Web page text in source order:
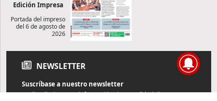
Edición Impresa
Portada del impreso
del 6 de agosto de
2026
NEWSLETTER
Suscríbase a nuestro newsletter
Reciba diariamente información de actualidad directamente en